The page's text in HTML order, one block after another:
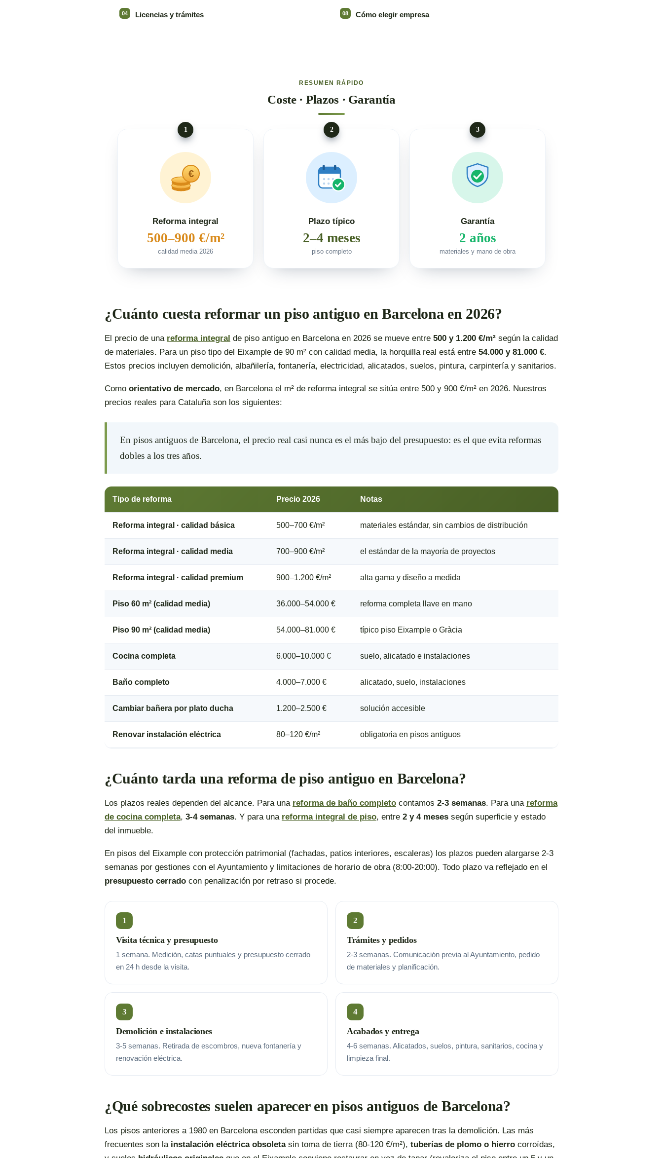
Licencias y trámites Cómo elegir empresa
RESUMEN RÁPIDO
Coste · Plazos · Garantía
1
€
Reforma integral
500–900 €/m²
calidad media 2026
2
Plazo típico
2–4 meses
piso completo
3
Garantía
2 años
materiales y mano de obra
¿Cuánto cuesta reformar un piso antiguo en Barcelona en 2026?
El precio de una reforma integral de piso antiguo en Barcelona en 2026 se mueve entre 500 y 1.200 €/m² según la calidad
de materiales. Para un piso tipo del Eixample de 90 m² con calidad media, la horquilla real está entre 54.000 y 81.000 €.
Estos precios incluyen demolición, albañilería, fontanería, electricidad, alicatados, suelos, pintura, carpintería y sanitarios.
Como orientativo de mercado, en Barcelona el m² de reforma integral se sitúa entre 500 y 900 €/m² en 2026. Nuestros
precios reales para Cataluña son los siguientes:
En pisos antiguos de Barcelona, el precio real casi nunca es el más bajo del presupuesto: es el que evita reformas
dobles a los tres años.
Tipo de reforma Precio 2026 Notas
Reforma integral · calidad básica 500–700 €/m² materiales estándar, sin cambios de distribución
Reforma integral · calidad media 700–900 €/m² el estándar de la mayoría de proyectos
Reforma integral · calidad premium 900–1.200 €/m² alta gama y diseño a medida
Piso 60 m² (calidad media) 36.000–54.000 € reforma completa llave en mano
Piso 90 m² (calidad media) 54.000–81.000 € típico piso Eixample o Gràcia
Cocina completa 6.000–10.000 € suelo, alicatado e instalaciones
Baño completo 4.000–7.000 € alicatado, suelo, instalaciones
Cambiar bañera por plato ducha 1.200–2.500 € solución accesible
Renovar instalación eléctrica 80–120 €/m² obligatoria en pisos antiguos
¿Cuánto tarda una reforma de piso antiguo en Barcelona?
Los plazos reales dependen del alcance. Para una reforma de baño completo contamos 2-3 semanas. Para una reforma
de cocina completa, 3-4 semanas. Y para una reforma integral de piso, entre 2 y 4 meses según superficie y estado
del inmueble.
En pisos del Eixample con protección patrimonial (fachadas, patios interiores, escaleras) los plazos pueden alargarse 2-3
semanas por gestiones con el Ayuntamiento y limitaciones de horario de obra (8:00-20:00). Todo plazo va reflejado en el
presupuesto cerrado con penalización por retraso si procede.
1
Visita técnica y presupuesto
1 semana. Medición, catas puntuales y presupuesto cerrado
en 24 h desde la visita.
2
Trámites y pedidos
2-3 semanas. Comunicación previa al Ayuntamiento, pedido
de materiales y planificación.
3
Demolición e instalaciones
3-5 semanas. Retirada de escombros, nueva fontanería y
renovación eléctrica.
4
Acabados y entrega
4-6 semanas. Alicatados, suelos, pintura, sanitarios, cocina y
limpieza final.
¿Qué sobrecostes suelen aparecer en pisos antiguos de Barcelona?
Los pisos anteriores a 1980 en Barcelona esconden partidas que casi siempre aparecen tras la demolición. Las más
frecuentes son la instalación eléctrica obsoletasin toma de tierra (80-120 €/m²), tuberías de plomo o hierro corroídas,